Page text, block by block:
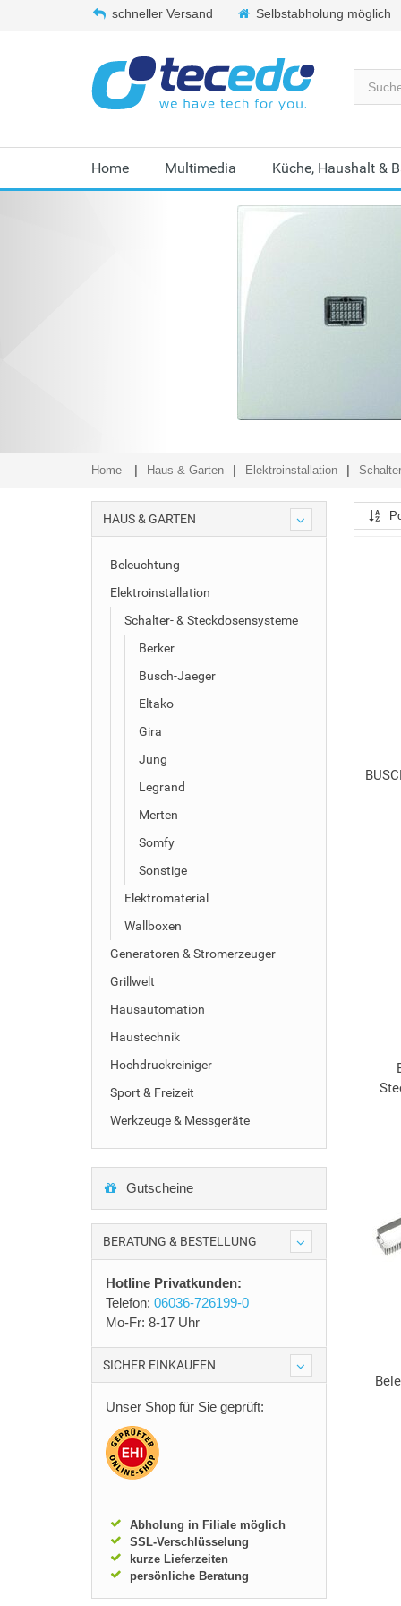
schneller Versand Selbstabholung möglich
Home Multimedia Küche, Haushalt &
Home Haus & Garten Elektroinstallation
HAUS & GARTEN
Beleuchtung
Elektroinstallation
Schalter- & Steckdosensysteme
Berker
Busch-Jaeger
Eltako
Gira
Jung
Legrand
Merten
Somfy
Sonstige
Elektromaterial
Wallboxen
Generatoren & Stromerzeuger
Grillwelt
Hausautomation
Haustechnik
Hochdruckreiniger
Sport & Freizeit
Werkzeuge & Messgeräte
Gutscheine
BERATUNG & BESTELLUNG
Hotline Privatkunden:
Telefon: 06036-726199-0
Mo-Fr: 8-17 Uhr
SICHER EINKAUFEN
Unser Shop für Sie geprüft:
Abholung in Filiale möglich
SSL-Verschlüsselung
kurze Lieferzeiten
persönliche Beratung